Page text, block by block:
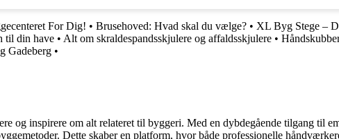
For Dig! • Brusehoved: Hvad skal du vælge? • XL Byg Stege –
til din have • Alt om skraldespandsskjulere og affaldsskjulere •
Gadeberg •
og inspirere om alt relateret til byggeri. Med en dybdegående tilgang til
Dette skaber en platform, hvor både professionelle